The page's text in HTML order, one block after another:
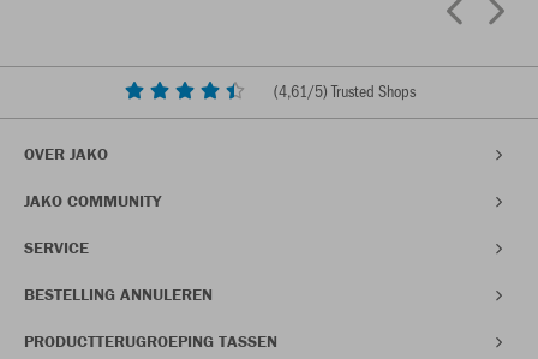
(4,61/5) Trusted Shops
OVER JAKO
JAKO COMMUNITY
SERVICE
BESTELLING ANNULEREN
PRODUCTTERUGROEPING TASSEN